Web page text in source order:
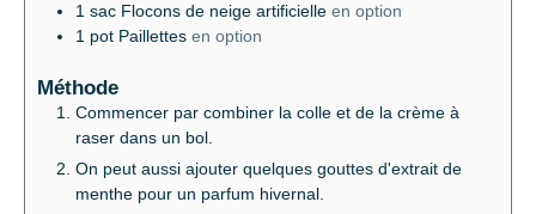
1 sac Flocons de neige artificielle en option
1 pot Paillettes en option
Méthode
Commencer par combiner la colle et de la crème à
raser dans un bol.
On peut aussi ajouter quelques gouttes d'extrait de
menthe pour un parfum hivernal.